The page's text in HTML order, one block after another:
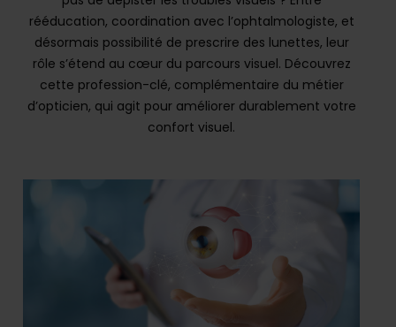
rééducation, coordination avec l’ophtalmologiste, et
désormais possibilité de prescrire des lunettes, leur
rôle s’étend au cœur du parcours visuel. Découvrez
cette profession-clé, complémentaire du métier
d’opticien, qui agit pour améliorer durablement votre
confort visuel.